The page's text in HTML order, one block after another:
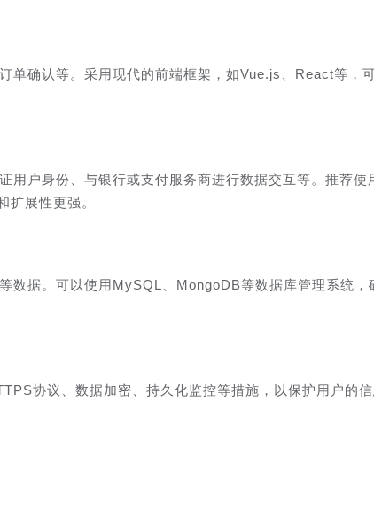
单确认等。采用现代的前端框架，如Vue.js、React等，
用户身份、与银行或支付服务商进行数据交互等。推荐使
展性更强。
数据。可以使用MySQL、MongoDB等数据库管理系统，
协议、数据加密、持久化监控等措施，以保护用户的